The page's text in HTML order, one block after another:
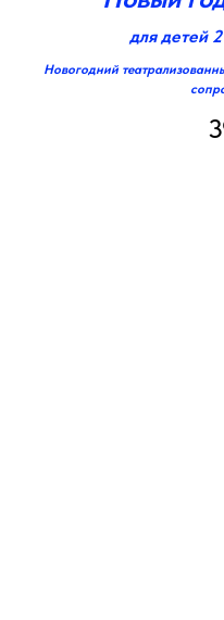
для детей
Новогодний